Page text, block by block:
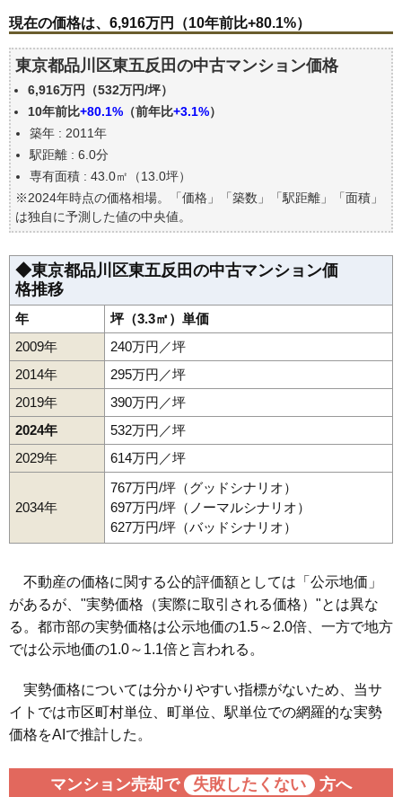
価格を詳細に分析しよう
築年数で価格はどうなる？
東京都品川区東五反田の中古マンションの過去の売
買事例
公示地価はいくら
エリアの将来性を人口予想から検討しよう
自分の年収でいくらの不動産が買える？
現在の価格は、6,916万円（10年前比+80.1%）
東京都品川区東五反田の中古マンション価格
6,916万円（532万円/坪）
10年前比+80.1% （前年比+3.1%）
築年 : 2011年
駅距離 : 6.0分
専有面積 : 43.0㎡（13.0坪）
※2024年時点の価格相場。「価格」「築数」「駅距離」「面積」
は独自に予測した値の中央値。
◆東京都品川区東五反田の中古マンション価
格推移
年
坪（3.3㎡）単価
2009年
240万円／坪
2014年
295万円／坪
2019年
390万円／坪
2024年
532万円／坪
2029年
614万円／坪
2034年
767万円/坪（グッドシナリオ）
697万円/坪（ノーマルシナリオ）
627万円/坪（バッドシナリオ）
不動産の価格に関する公的評価額としては「公示地価」
があるが、"実勢価格（実際に取引される価格）"とは異な
る。都市部の実勢価格は公示地価の1.5～2.0倍、一方で地方
では公示地価の1.0～1.1倍と言われる。
実勢価格については分かりやすい指標がないため、当サ
イトでは市区町村単位、町単位、駅単位での網羅的な実勢
価格をAIで推計した。
マンション売却で 失敗したくない
方へ